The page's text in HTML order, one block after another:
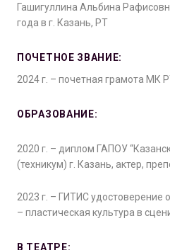
Гашигуллина Альбина
года в г. Казань, РТ
ПОЧЕТНОЕ ЗВАНИЕ:
2024 г. – почетная грамота МК
ОБРАЗОВАНИЕ:
2020 г. – диплом ГАПОУ
(техникум) г. Казань, актер,
2023 г. – ГИТИС удостоверение
– пластическая культура в
В ТЕАТРЕ: